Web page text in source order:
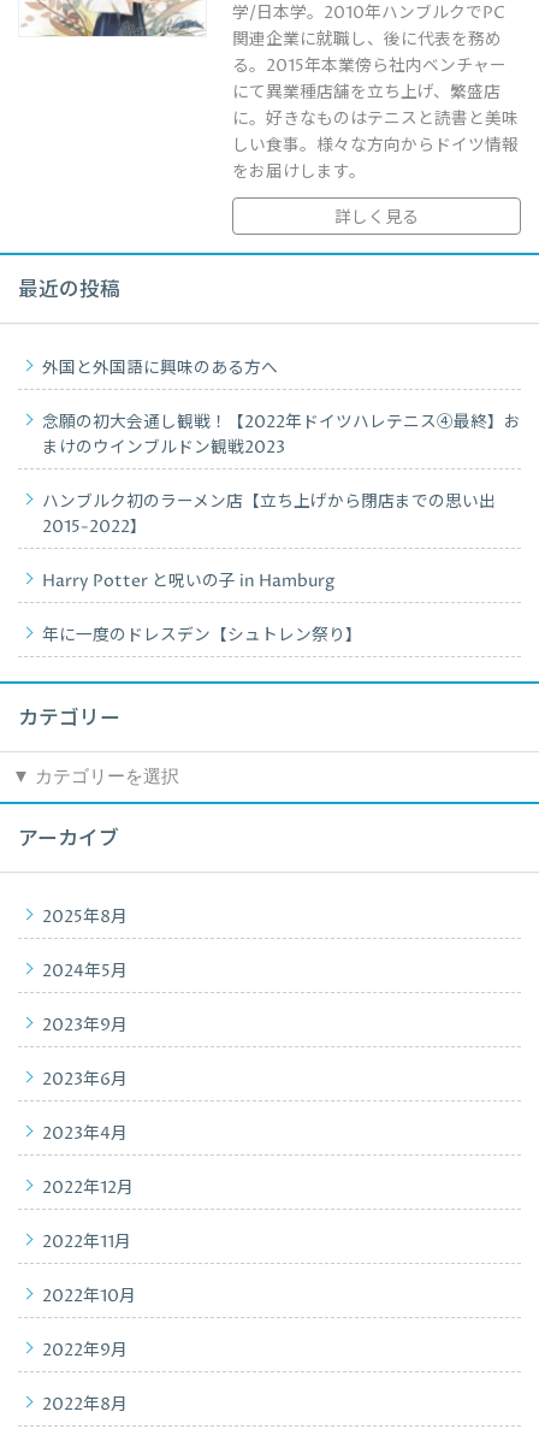
学/日本学。2010年ハンブルクでPC
関連企業に就職し、後に代表を務め
る。2015年本業傍ら社内ベンチャー
にて異業種店舗を立ち上げ、繁盛店
に。好きなものはテニスと読書と美味
しい食事。様々な方向からドイツ情報
をお届けします。
詳しく見る
最近の投稿
外国と外国語に興味のある方へ
念願の初大会通し観戦！【2022年ドイツハレテニス④最終】お
まけのウインブルドン観戦2023
ハンブルク初のラーメン店【立ち上げから閉店までの思い出
2015-2022】
Harry Potter と呪いの子 in Hamburg
年に一度のドレスデン【シュトレン祭り】
カテゴリー
カ
テ
アーカイブ
2025年8月
2024年5月
2023年9月
2023年6月
2023年4月
2022年12月
2022年11月
2022年10月
2022年9月
2022年8月